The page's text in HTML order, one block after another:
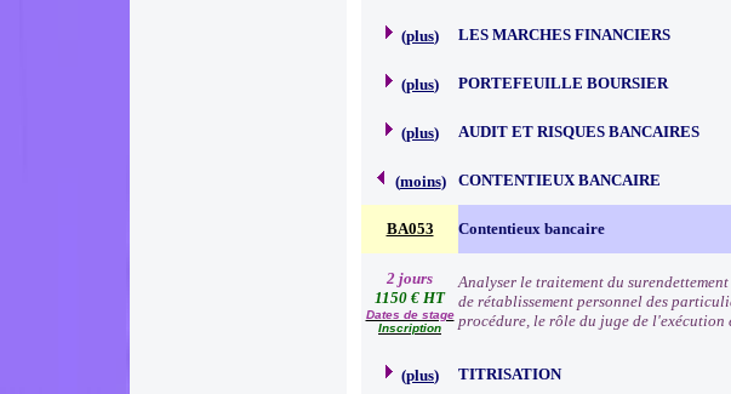
(plus) LES MARCHES FINANCIERS
(plus) PORTEFEUILLE BOURSIER
(plus) AUDIT ET RISQUES BANCAIRES
(moins) CONTENTIEUX BANCAIRE
BA053 Contentieux bancaire
2 jours
1150 € HT
Dates de stage
Inscription
Analyser le traitement du
de rétablissement personnel des
procédure, le rôle du juge de l'exécution
(plus) TITRISATION